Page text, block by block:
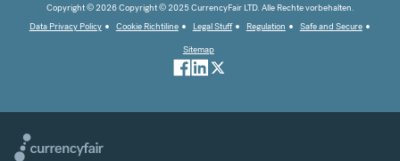
Copyright © 2026 Copyright © 2025 CurrencyFair LTD. Alle Rechte vorbehalten.
Data Privacy Policy
Cookie Richtiline Legal Stuff Regulation
Safe and Secure
Sitemap